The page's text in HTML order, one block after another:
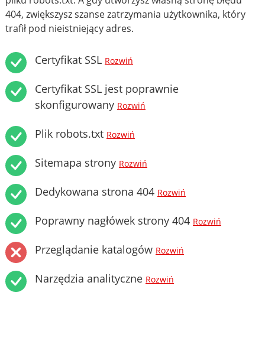
404, zwiększysz szanse zatrzymania użytkownika, który
trafił pod nieistniejący adres.
Certyfikat SSL Rozwiń
Certyfikat SSL jest poprawnie
skonfigurowany Rozwiń
Plik robots.txt Rozwiń
Sitemapa strony Rozwiń
Dedykowana strona 404 Rozwiń
Poprawny nagłówek strony 404 Rozwiń
Przeglądanie katalogów Rozwiń
Narzędzia analityczne Rozwiń